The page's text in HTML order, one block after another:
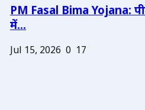
PM Fasal Bima Yojana:
में...
Jul 15, 2026 0 17